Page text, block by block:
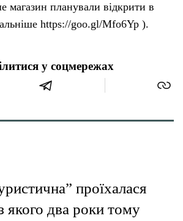
магазин планували відкрити в
https://goo.gl/Mfo6Yp ).
у соцмережах
проїхалася
два роки тому